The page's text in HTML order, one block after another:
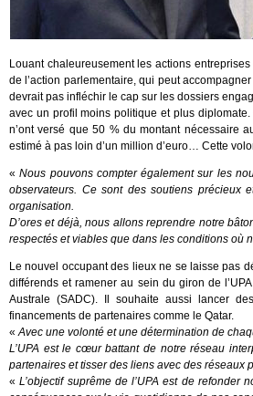
Louant chaleureusement les actions
de l’action parlementaire, qui peut
devrait pas infléchir le cap sur les dossiers
avec un profil moins politique et plus
n’ont versé que 50 % du montant nécessaire
estimé à pas loin d’un million d’euro… Cette
«Nous pouvons compter également sur les
observateurs. Ce sont des soutiens précieux
organisation.
D’ores et déjà, nous allons reprendre notre
respectés et viables que dans les conditions où
Le nouvel occupant des lieux ne se laisse pas
différends et ramener au sein du giron de
Australe (SADC). Il souhaite aussi lancer
financements de partenaires comme le Qatar.
«Avec une volonté et une détermination de
L’UPA est le cœur battant de notre réseau
partenaires et tisser des liens avec des réseaux
«L’objectif suprême de l’UPA est de